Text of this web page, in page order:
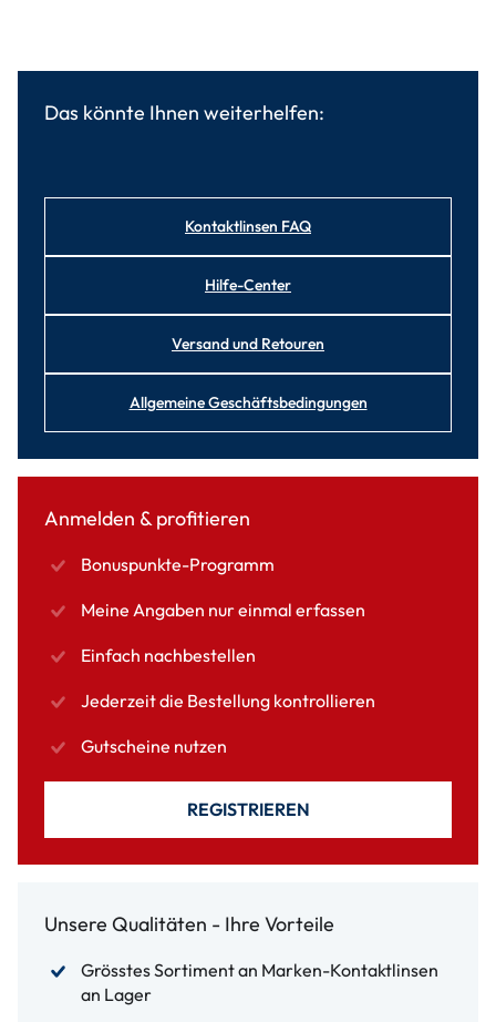
Das könnte Ihnen weiterhelfen:
Kontaktlinsen FAQ
Hilfe-Center
Versand und Retouren
Allgemeine Geschäftsbedingungen
Anmelden & profitieren
Bonuspunkte-Programm
Meine Angaben nur einmal erfassen
Einfach nachbestellen
Jederzeit die Bestellung kontrollieren
Gutscheine nutzen
REGISTRIEREN
Unsere Qualitäten - Ihre Vorteile
Grösstes Sortiment an Marken-Kontaktlinsen
an Lager